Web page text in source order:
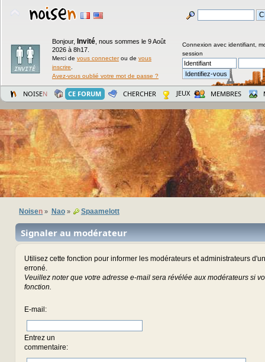
Bonjour, Invité nous sommes le 9 Août
2026 à 8h17.
Merci de vous connecterou de vous
inscrire
Avez-vous oublié votre mot de passe ?
Connexion avec identifiant,
session
NOISEN CE FORUM CHERCHER JEUX MEMBRES
Noisen » Nao» Spaamelott
Signaler au modérateur
Utilisez cette fonction pour informer les modérateurs et administrateurs
erroné.
Veuillez noter que votre adresse e-mail sera révélée aux modérateurs si
fonction.
E-mail :
Entrez un
commentaire: